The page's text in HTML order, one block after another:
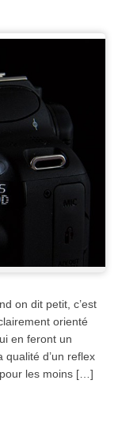
on dit petit, c’est
orienté
en feront un
d’un reflex
les moins […]